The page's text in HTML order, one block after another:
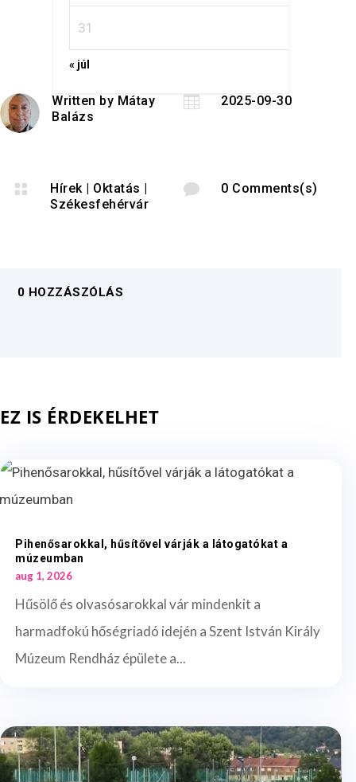
31
« júl
Written by Mátay
Balázs
 2025-09-30
 Hírek| Oktatás |
Székesfehérvár
 0 Comments(s)
0 HOZZÁSZÓLÁS
EZ IS ÉRDEKELHET
Pihenősarokkal, hűsítővel várják a látogatókat a
múzeumban
aug 1, 2026
Hűsölő és olvasósarokkal vár mindenkit a
harmadfokú hőségriadó idején a Szent István Király
Múzeum Rendház épülete a...